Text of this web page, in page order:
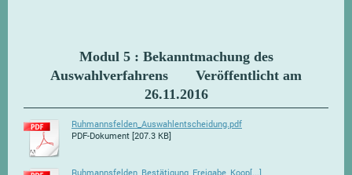
Modul 5 : Bekanntmachung des
Auswahlverfahrens Veröffentlicht am
26.11.2016
Ruhmannsfelden_Auswahlentscheidung.pdf
PDF-Dokument [207.3 KB]
Ruhmannsfelden_Bestätigung_Freigabe_Koop[...]